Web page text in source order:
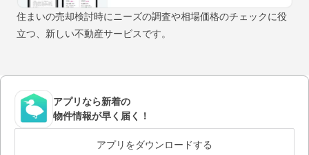
住まいの売却検討時にニーズの調査や相場価格のチェックに役
立つ、新しい不動産サービスです。
アプリなら新着の
物件情報が早く届く！
アプリをダウンロードする